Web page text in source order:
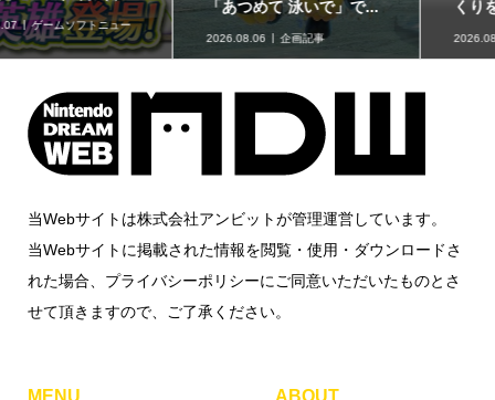
くりを体験!!「リアル『...
2026.08.06 取材・レポート
ん♪カービィスピナー」...
2026.08.06
当Webサイトは株式会社アンビットが管理運営しています。
当Webサイトに掲載された情報を閲覧・使用・ダウンロードさ
れた場合、プライバシーポリシーにご同意いただいたものとさ
せて頂きますので、ご了承ください。
MENU ABOUT